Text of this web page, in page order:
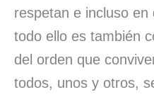
respetan e incluso
todo ello es también
del orden que
todos, unos y otros,